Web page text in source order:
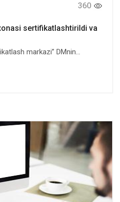
360
sertifikatlashtirildi va
markazi” DMnin...